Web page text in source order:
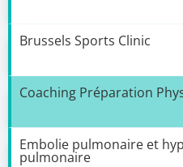
Brussels Sports Clinic
Coaching Préparation
Embolie pulmonaire et
pulmonaire